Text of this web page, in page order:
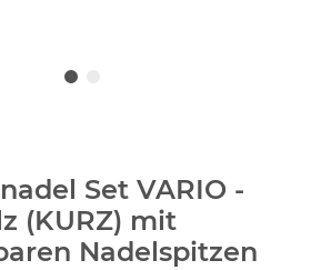
Set VARIO -
(KURZ) mit
Nadelspitzen